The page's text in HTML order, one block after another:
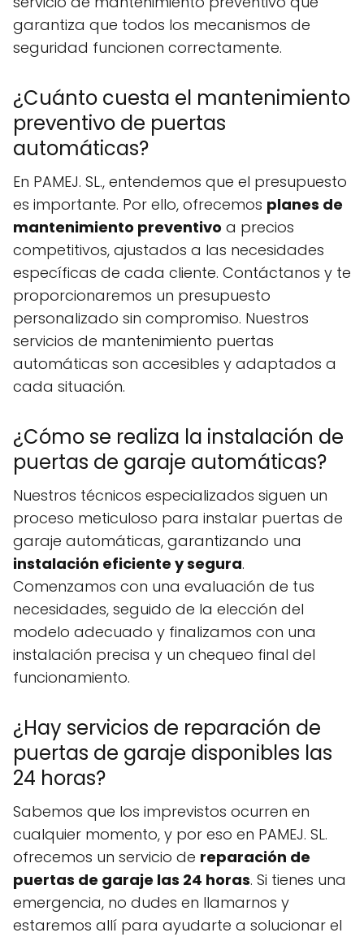
garantiza que todos los mecanismos de
seguridad funcionen correctamente.
¿Cuánto cuesta el mantenimiento
preventivo de puertas
automáticas?
En PAMEJ. SL., entendemos que el presupuesto
es importante. Por ello, ofrecemos planes de
mantenimiento preventivo a precios
competitivos, ajustados a las necesidades
específicas de cada cliente. Contáctanos y te
proporcionaremos un presupuesto
personalizado sin compromiso. Nuestros
servicios de mantenimiento puertas
automáticas son accesibles y adaptados a
cada situación.
¿Cómo se realiza la instalación de
puertas de garaje automáticas?
Nuestros técnicos especializados siguen un
proceso meticuloso para instalar puertas de
garaje automáticas, garantizando una
instalación eficiente y segura.
Comenzamos con una evaluación de tus
necesidades, seguido de la elección del
modelo adecuado y finalizamos con una
instalación precisa y un chequeo final del
funcionamiento.
¿Hay servicios de reparación de
puertas de garaje disponibles las
24 horas?
Sabemos que los imprevistos ocurren en
cualquier momento, y por eso en PAMEJ. SL.
ofrecemos un servicio de reparación de
puertas de garaje las 24 horas. Si tienes una
emergencia, no dudes en llamarnos y
estaremos allí para ayudarte a solucionar el